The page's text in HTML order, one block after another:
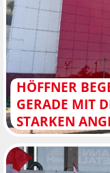
HÖFFNER
GERADE MIT
STARKEN